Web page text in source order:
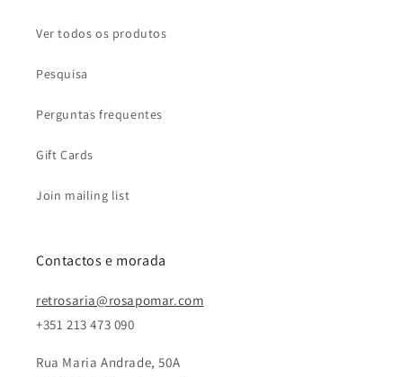
Ver todos os produtos
Pesquisa
Perguntas frequentes
Gift Cards
Join mailing list
Contactos e morada
retrosaria@rosapomar.com
+351 213 473 090
Rua Maria Andrade, 50A